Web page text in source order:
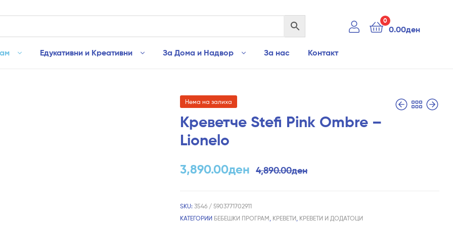
0
0.00ден
Едукативни и Креативни За Дома и Надвор За нас Контакт
Нема на залиха
Креветче Stefi Pink Ombre –
Lionelo
4,890.00ден
3,890.00ден
SKU:3546 / 5903771702911
КАТЕГОРИИ БЕБЕШКИ ПРОГРАМ КРЕВЕТИ КРЕВЕТИ И ДОДАТОЦИ